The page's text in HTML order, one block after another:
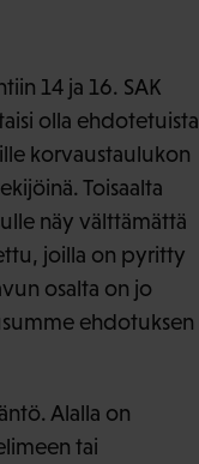
14 ja 16. SAK
olla ehdotetuista
korvaustaulukon
Toisaalta
näy välttämättä
joilla on pyritty
osalta on jo
ehdotuksen
Alalla on
tai